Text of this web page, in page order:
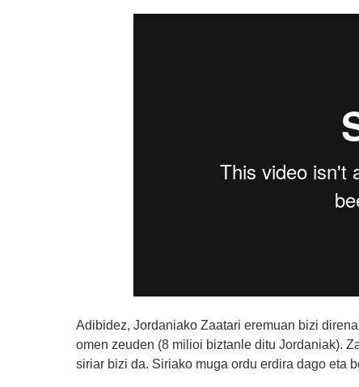
Adibidez, Jordaniako Zaatari eremuan bizi
omen zeuden (8 milioi biztanle ditu Jordaniak).
siriar bizi da. Siriako muga ordu erdira dago eta